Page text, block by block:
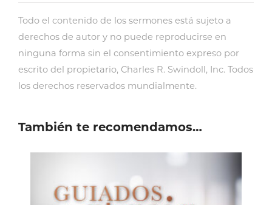
Todo el contenido de los sermones está sujeto a
derechos de autor y no puede reproducirse en
ninguna forma sin el consentimiento expreso por
escrito del propietario, Charles R. Swindoll, Inc. Todos
los derechos reservados mundialmente.
También te recomendamos…